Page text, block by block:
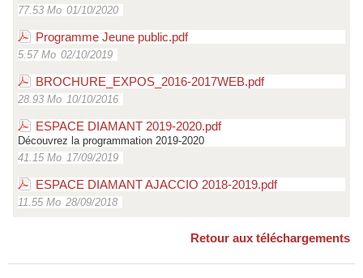
77.53 Mo 01/10/2020
Programme Jeune public.pdf
5.57 Mo 02/10/2019
BROCHURE_EXPOS_2016-2017WEB.pdf
28.93 Mo 10/10/2016
ESPACE DIAMANT 2019-2020.pdf
Découvrez la programmation 2019-2020
41.15 Mo 17/09/2019
ESPACE DIAMANT AJACCIO 2018-2019.pdf
11.55 Mo 28/09/2018
Retour aux téléchargements